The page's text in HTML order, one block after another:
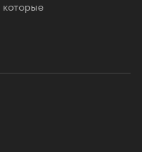
которые